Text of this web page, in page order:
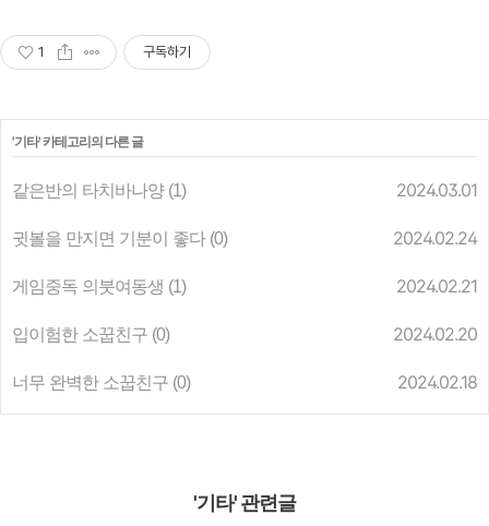
1 구독하기
'기타' 카테고리의 다른 글
같은반의 타치바나양 (1) 2024.03.01
귓볼을 만지면 기분이 좋다 (0) 2024.02.24
게임중독 의붓여동생 (1) 2024.02.21
입이험한 소꿉친구 (0) 2024.02.20
너무 완벽한 소꿉친구 (0) 2024.02.18
'기타' 관련글